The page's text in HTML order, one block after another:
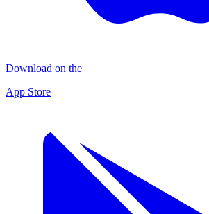
Download on the
App Store